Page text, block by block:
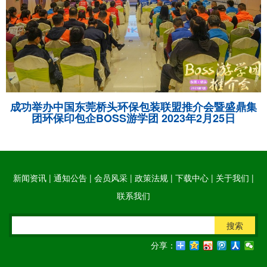
成功举办中国东莞桥头环保包装联盟推介会暨盛鼎集
团环保印包企BOSS游学团 2023年2月25日
新闻资讯 | 通知公告 | 会员风采 | 政策法规 | 下载中心 | 关于我们 |
联系我们
搜索
分享：